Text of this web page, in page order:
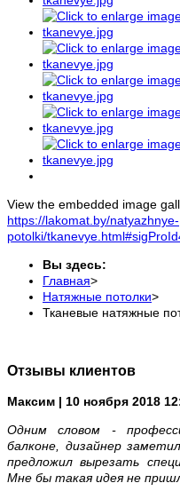
View the embedded image
https://lakomat.by/natyazhnye-
potolki/
Вы здесь:
Главная>
Натяжные потолки>
Тканевые натяжные
Отзывы клиентов
Максим | 10 ноября 2018
Одним словом -
балконе, дизайнер
предложил вырезать
Мне бы такая идея не